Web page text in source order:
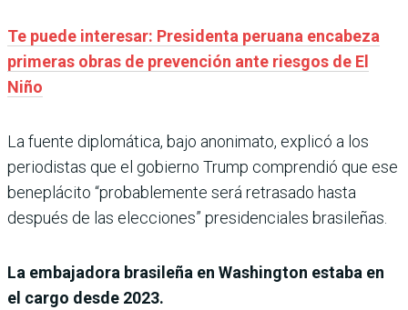
Te puede interesar: Presidenta peruana encabeza
primeras obras de prevención ante riesgos de El
Niño
La fuente diplomática, bajo anonimato, explicó a los
periodistas que el gobierno Trump comprendió que ese
beneplácito “probablemente será retrasado hasta
después de las elecciones” presidenciales brasileñas.
La embajadora brasileña en Washington estaba en
el cargo desde 2023.